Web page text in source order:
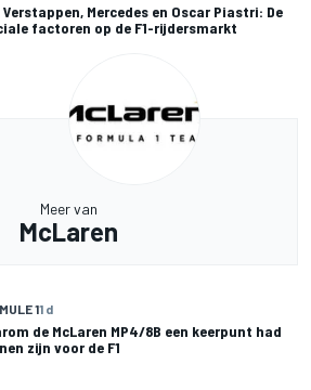
Verstappen, Mercedes en Oscar Piastri: De
factoren op de F1-rijdersmarkt
Meer van
McLaren
11 d
de McLaren MP4/8B een keerpunt had
zijn voor de F1